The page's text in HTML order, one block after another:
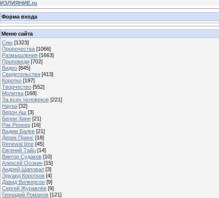
ИЗЛИЯНИЕ.ru
Форма входа
Меню сайта
Сны [1323]
Пророчества [1066]
Размышления [1663]
Проповеди [702]
Видео [845]
Свидетельства [413]
Коротко [197]
Творчество [552]
Молитва [168]
За всех человеков [221]
Наука [32]
Верон Аш [3]
Бенни Хинн [21]
Рик Реннер [16]
Вадим Балев [21]
Дерек Принс [18]
Renewal time [45]
Евгений Тайц [14]
Виктор Судаков [10]
Алексей Осокин [15]
Андрей Шаповал [3]
Эдуард Коротков [4]
Давид Вилкерсон [9]
Сергей Журавлёв [9]
Геннадий Романов [121]